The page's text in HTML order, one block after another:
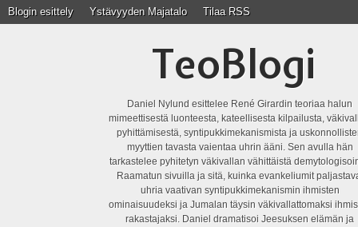
Blogin esittely Ystävyyden Majatalo Tilaa RSS
TeoBlogi
Daniel Nylund esittelee René Girardin teoriaa halun
mimeettisestä luonteesta, kateellisesta kilpailusta,
pyhittämisestä, syntipukkimekanismista ja
myyttien tavasta vaientaa uhrin ääni. Sen avulla hän
tarkastelee pyhitetyn väkivallan vähittäistä
Raamatun sivuilla ja sitä, kuinka evankeliumit
uhria vaativan syntipukkimekanismin ihmisten
ominaisuudeksi ja Jumalan täysin väkivallattomaksi
rakastajaksi. Daniel dramatisoi Jeesuksen elämän ja